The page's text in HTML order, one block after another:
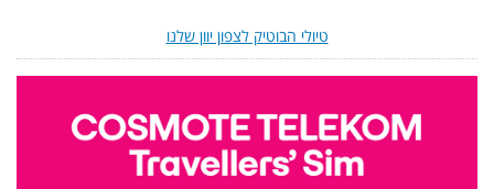
טיולי הבוטיק לצפון יוון שלנו